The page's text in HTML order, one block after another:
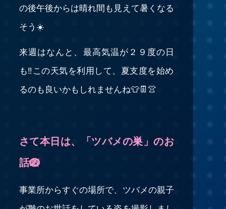
の後午後からは晴れ間も見えて暑くなる
そう☀️
来週はなんと、最高気温が２９度の日
も‼️この天気を利用して、夏支度を始め
るのも良いかもしれませんね👕👖👚
さて本日は、「ツバメの巣」のお
話🪺
事業所からすぐの場所で、ツバメの親子